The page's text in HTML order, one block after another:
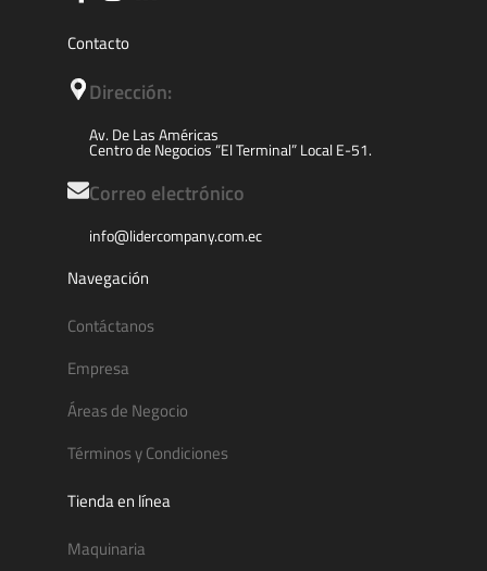
Contacto
Dirección:
Av. De Las Américas
Centro de Negocios “El Terminal” Local E-51.
Correo electrónico
info@lidercompany.com.ec
Navegación
Contáctanos
Empresa
Áreas de Negocio
Términos y Condiciones
Tienda en línea
Maquinaria